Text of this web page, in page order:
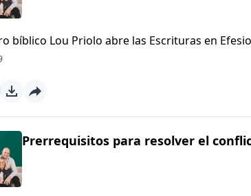
bíblico Lou Priolo abre las Escrituras en
la mansedumbre cuando resolvemos un
Prerrequisitos para resolver el